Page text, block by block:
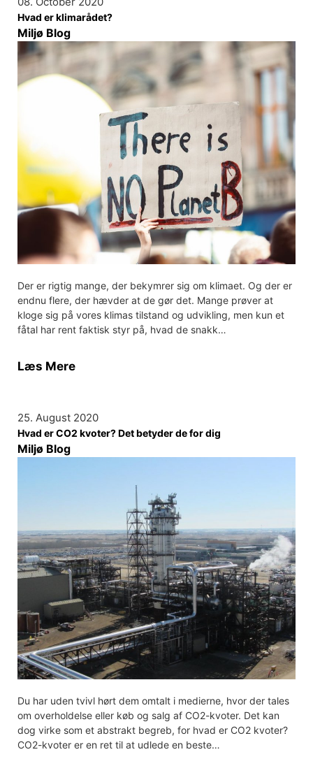
Hvad er klimarådet?
Miljø Blog
Der er rigtig mange, der bekymrer sig om klimaet. Og der er
endnu flere, der hævder at de gør det. Mange prøver at
kloge sig på vores klimas tilstand og udvikling, men kun et
fåtal har rent faktisk styr på, hvad de snakk…
Læs Mere
25. August 2020
Hvad er CO2 kvoter? Det betyder de for dig
Miljø Blog
Du har uden tvivl hørt dem omtalt i medierne, hvor der tales
om overholdelse eller køb og salg af CO2-kvoter. Det kan
dog virke som et abstrakt begreb, for hvad er CO2 kvoter?
CO2-kvoter er en ret til at udlede en beste…